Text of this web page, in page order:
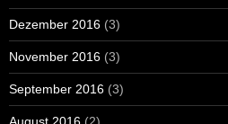
Dezember 2016 (3)
November 2016 (3)
September 2016 (3)